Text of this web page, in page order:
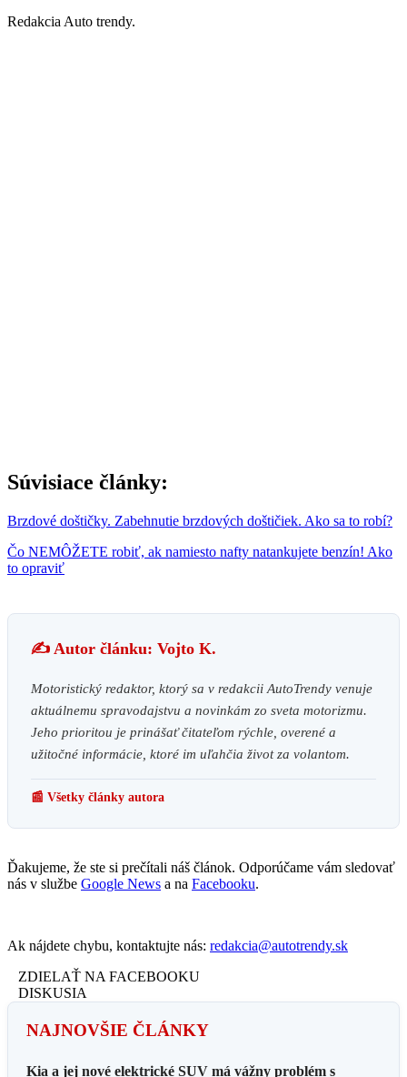
Redakcia Auto trendy.
Súvisiace články:
Brzdové doštičky. Zabehnutie brzdových doštičiek. Ako sa to robí?
Čo NEMÔŽETE robiť, ak namiesto nafty natankujete benzín! Ako
to opraviť
✍️ Autor článku: Vojto K.
Motoristický redaktor, ktorý sa v redakcii AutoTrendy venuje
aktuálnemu spravodajstvu a novinkám zo sveta motorizmu.
Jeho prioritou je prinášať čitateľom rýchle, overené a
užitočné informácie, ktoré im uľahčia život za volantom.
📰 Všetky články autora
Ďakujeme, že ste si prečítali náš článok. Odporúčame vám sledovať
nás v službe Google News a na Facebooku.
Ak nájdete chybu, kontaktujte nás: redakcia@autotrendy.sk
ZDIELAŤ NA FACEBOOKU
DISKUSIA
NAJNOVŠIE ČLÁNKY
Kia a jej nové elektrické SUV má vážny problém s